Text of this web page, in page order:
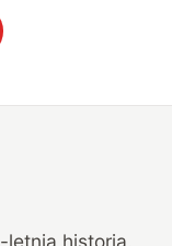
-letnią historią,